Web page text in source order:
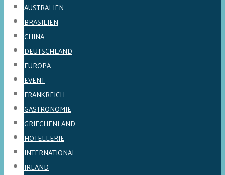
AUSTRALIEN
BRASILIEN
CHINA
DEUTSCHLAND
EUROPA
EVENT
FRANKREICH
GASTRONOMIE
GRIECHENLAND
HOTELLERIE
INTERNATIONAL
IRLAND